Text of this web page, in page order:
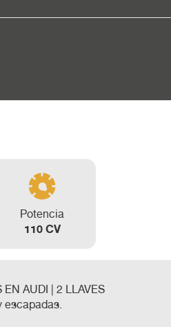
Potencia
110 CV
AUDI | 2 LLAVES
escapadas.